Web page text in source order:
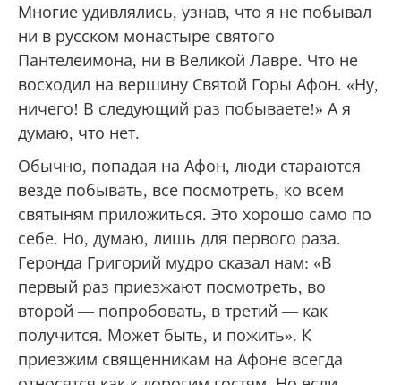
каждый поклон.
Многому там можно и стоит поучиться.
Конечно, не все афонские традиции можно
адаптировать к нашим краям, к нашему
климату, нашей практике. Не все применимо
для приходской жизни. Но...
Многие удивлялись, узнав, что я не побывал
ни в русском монастыре святого
Пантелеимона, ни в Великой Лавре. Что не
восходил на вершину Святой Горы Афон. «Ну,
ничего! В следующий раз побываете!» А я
думаю, что нет.
Обычно, попадая на Афон, люди стараются
везде побывать, все посмотреть, ко всем
святыням приложиться. Это хорошо само по